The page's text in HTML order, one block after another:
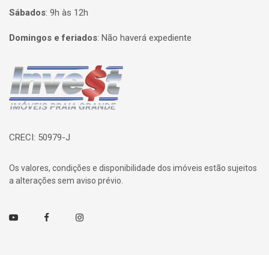
Sábados: 9h às 12h
Domingos e feriados: Não haverá expediente
Página inicial
CRECI: 50979-J
Os valores, condições e disponibilidade dos imóveis estão sujeitos
a alterações sem aviso prévio.
Youtube FacebookInstagram